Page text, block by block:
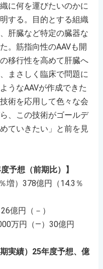
に何を運びたいのかに
する。目的とする組織
肝臓など特定の臓器な
。筋指向性のAAVも開
移行性を高めて肝臓へ
まさしく臨床で問題に
うなAAVが作成できた
術を応用して色々な会
、この技術がゴールデ
ていきたい」と前を見
予想（前期比）】
増）378億円（14.3％
億円（－）
万円（―）30億円
実績）25年度予想、億